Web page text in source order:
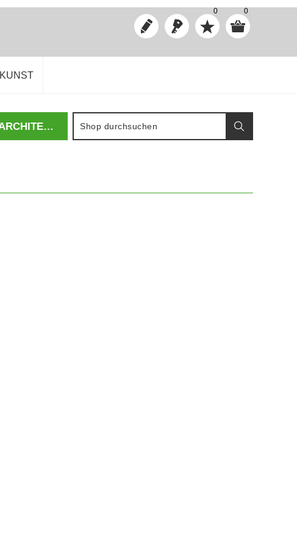
0 0
KUNST
HOCHSCHULE FÜR TECHNIK STUTTGART, FAKULTÄT ARCHITEKTUR UND GESTALTUNG